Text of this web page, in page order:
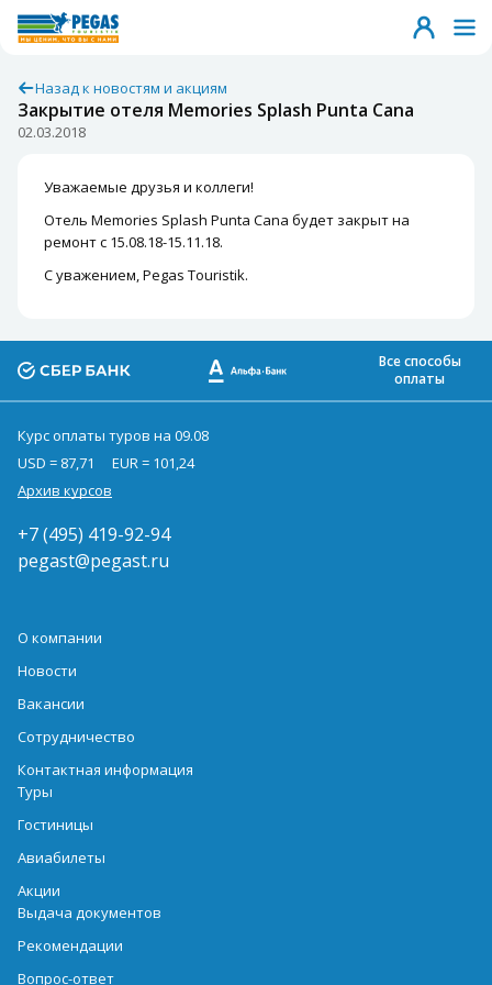
Назад к новостям и акциям
Закрытие отеля Memories Splash Punta Cana
02.03.2018
Уважаемые друзья и коллеги!
Отель Memories Splash Punta Cana будет закрыт на
ремонт с 15.08.18-15.11.18.
С уважением, Pegas Touristik.
Все способы
оплаты
Курс оплаты туров на 09.08
USD = 87,71
EUR = 101,24
Архив курсов
+7 (495) 419-92-94
pegast@pegast.ru
О компании
Новости
Вакансии
Сотрудничество
Контактная информация
Туры
Гостиницы
Авиабилеты
Акции
Выдача документов
Рекомендации
Вопрос-ответ